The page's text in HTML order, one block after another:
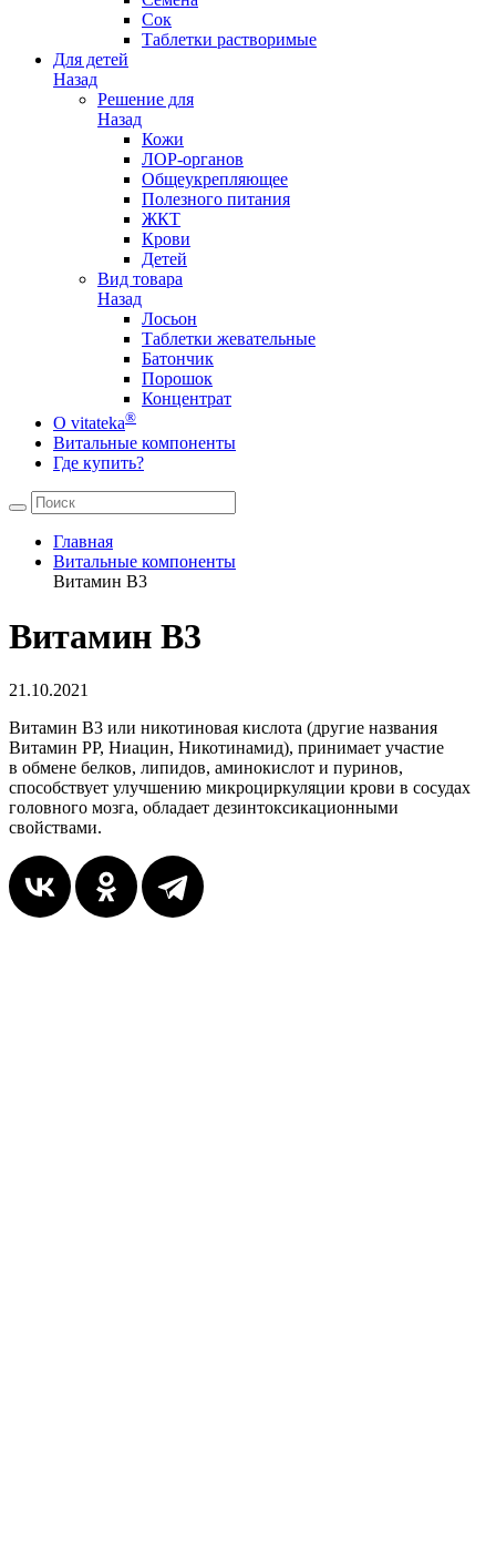
Сок
Таблетки растворимые
Для детей
Назад
Решение для
Назад
Кожи
ЛОР-органов
Общеукрепляющее
Полезного питания
ЖКТ
Крови
Детей
Вид товара
Назад
Лосьон
Таблетки жевательные
Батончик
Порошок
Концентрат
О vitateka®
Витальные компоненты
Где купить?
Главная
Витальные компоненты
Витамин В3
Витамин В3
21.10.2021
Витамин B3 или никотиновая кислота (другие названия
Витамин РР, Ниацин, Никотинамид), принимает участие
в обмене белков, липидов, аминокислот и пуринов,
способствует улучшению микроциркуляции крови в сосудах
головного мозга, обладает дезинтоксикационными
свойствами.